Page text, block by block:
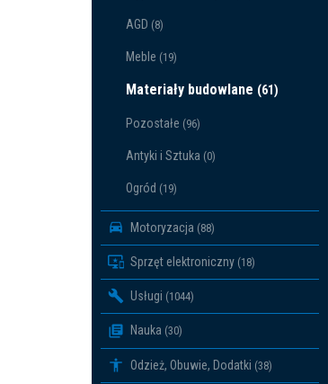
AGD (8)
Meble (19)
Materiały budowlane (61)
Pozostałe (96)
Antyki i Sztuka (0)
Ogród (19)
Motoryzacja (88)
Sprzęt elektroniczny (18)
Usługi (1044)
Nauka (30)
Odzież, Obuwie, Dodatki (38)